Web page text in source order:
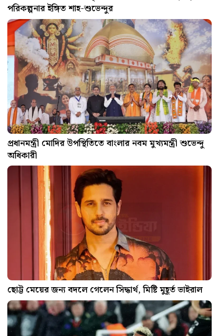
পরিকল্পনার ইঙ্গিত শাহ-শুভেন্দুর
প্রধানমন্ত্রী মোদির উপস্থিতিতে বাংলার নবম মুখ্যমন্ত্রী শুভেন্দু
অধিকারী
ছোট্ট মেয়ের জন্য বদলে গেলেন সিদ্ধার্থ, মিষ্টি মুহূর্ত ভাইরাল